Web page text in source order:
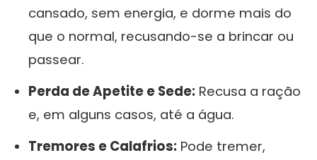
cansado, sem energia, e dorme mais do
que o normal, recusando-se a brincar ou
passear.
Perda de Apetite e Sede: Recusa a ração
e, em alguns casos, até a água.
Tremores e Calafrios: Pode tremer,